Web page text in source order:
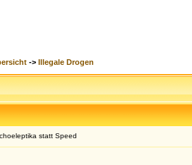
-> Illegale Drogen
statt Speed